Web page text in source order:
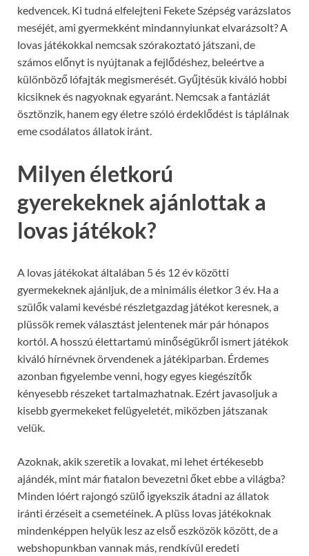
kedvencek. Ki tudná elfelejteni Fekete Szépség varázslatos
meséjét, ami gyermekként mindannyiunkat elvarázsolt? A
lovas játékokkal nemcsak szórakoztató játszani, de
számos előnyt is nyújtanak a fejlődéshez, beleértve a
különböző lófajták megismerését. Gyűjtésük kiváló hobbi
kicsiknek és nagyoknak egyaránt. Nemcsak a fantáziát
ösztönzik, hanem egy életre szóló érdeklődést is táplálnak
eme csodálatos állatok iránt.
Milyen életkorú
gyerekeknek ajánlottak a
lovas játékok?
A lovas játékokat általában 5 és 12 év közötti
gyermekeknek ajánljuk, de a minimális életkor 3 év. Ha a
szülők valami kevésbé részletgazdag játékot keresnek, a
plüssök remek választást jelentenek már pár hónapos
kortól. A hosszú élettartamú minőségükről ismert játékok
kiváló hírnévnek örvendenek a játékiparban. Érdemes
azonban figyelembe venni, hogy egyes kiegészítők
kényesebb részeket tartalmazhatnak. Ezért javasoljuk a
kisebb gyermekeket felügyeletét, miközben játszanak
velük.
Azoknak, akik szeretik a lovakat, mi lehet értékesebb
ajándék, mint már fiatalon bevezetni őket ebbe a világba?
Minden lóért rajongó szülő igyekszik átadni az állatok
iránti érzéseit a csemetéinek. A plüss lovas játékoknak
mindenképpen helyük lesz az első eszközök között, de a
webshopunkban vannak más, rendkívül eredeti